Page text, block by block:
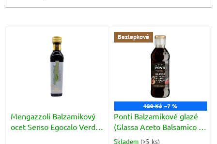
Mengazzoli Balzamikový
ocet Senso Egocalo Verde
Bezlepkové
129 Kč –7 %
Ponti Balzamikové glazé
(Glassa Aceto Balsamico di
Modena) 250g
Skladem (>5 ks)